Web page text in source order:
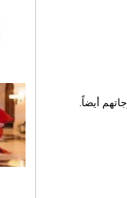
أيضاً.